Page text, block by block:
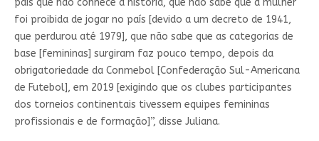
foi proibida de jogar no país [devido a um decreto de 1941,
que perdurou até 1979], que não sabe que as categorias de
base [femininas] surgiram faz pouco tempo, depois da
obrigatoriedade da Conmebol [Confederação Sul-Americana
de Futebol], em 2019 [exigindo que os clubes participantes
dos torneios continentais tivessem equipes femininas
profissionais e de formação]”, disse Juliana.